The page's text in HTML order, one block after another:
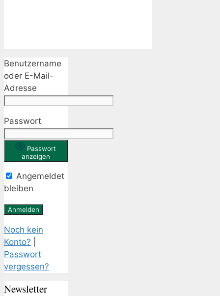
Benutzername
oder E-Mail-
Adresse
Passwort
Passwort
anzeigen
Angemeldet
bleiben
Noch kein
Konto?
Passwort
vergessen?
Newsletter